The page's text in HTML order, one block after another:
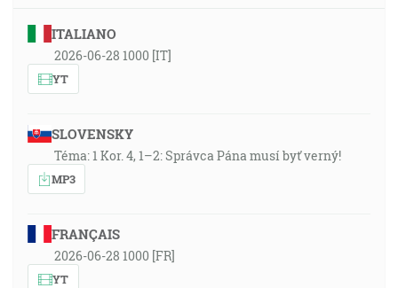
ITALIANO
2026-06-28 1000 [IT]
YT
SLOVENSKY
Téma: 1 Kor. 4, 1–2: Správca Pána musí byť verný!
MP3
FRANÇAIS
2026-06-28 1000 [FR]
YT